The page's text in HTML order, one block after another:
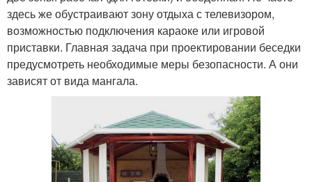
здесь же обустраивают зону отдыха с телевизором,
возможностью подключения караоке или игровой
приставки. Главная задача при проектировании беседки
предусмотреть необходимые меры безопасности. А они
зависят от вида мангала.